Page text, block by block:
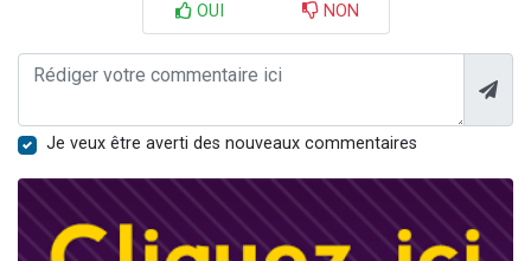
OUI NON
Je veux être averti des nouveaux commentaires